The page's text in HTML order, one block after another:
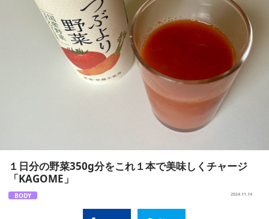
１日分の野菜350g分をこれ１本で美味しくチャージ
「KAGOME」
BODY 2024.11.14